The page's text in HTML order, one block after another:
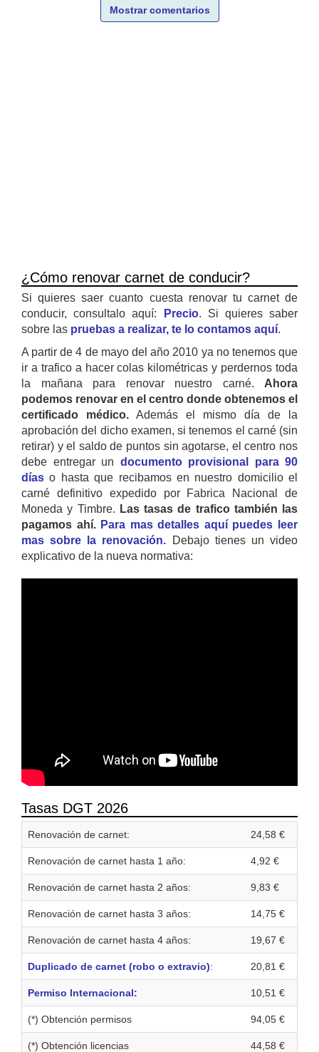
Mostrar comentarios
¿Cómo renovar carnet de conducir?
Si quieres saer cuanto cuesta renovar tu carnet de
conducir, consultalo aquí:
Precio. Si quieres saber
sobre las pruebas a realizar, te lo contamos aquí.
A partir de 4 de mayo del año 2010 ya no tenemos que
ir a trafico a hacer colas kilométricas y perdernos toda
la mañana para renovar nuestro carné. Ahora
podemos renovar en el centro donde obtenemos el
certificado médico. Además el mismo día de la
aprobación del dicho examen, si tenemos el carné (sin
retirar) y el saldo de puntos sin agotarse, el centro nos
debe entregar un documento provisional para 90
días o hasta que recibamos en nuestro domicilio el
carné definitivo expedido por Fabrica Nacional de
Moneda y Timbre. Las tasas de trafico también las
pagamos ahí. Para mas detalles aquí puedes leer
mas sobre la renovación. Debajo tienes un video
explicativo de la nueva normativa:
Tasas DGT 2026
Renovación de carnet: 24,58 €
Renovación de carnet hasta 1 año: 4,92 €
Renovación de carnet hasta 2 años: 9,83 €
Renovación de carnet hasta 3 años: 14,75 €
Renovación de carnet hasta 4 años: 19,67 €
Duplicado de carnet (robo o extravio): 20,81 €
Permiso Internacional: 10,51 €
(*) Obtención permisos 94,05 €
(*) Obtención licencias 44,58 €